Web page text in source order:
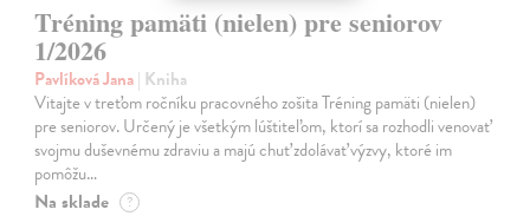
Tréning pamäti (nielen) pre seniorov
1/2026
Pavlíková Jana| Kniha
Vitajte v treťom ročníku pracovného zošita Tréning pamäti (nielen)
pre seniorov. Určený je všetkým lúštiteľom, ktorí sa rozhodli venovať
svojmu duševnému zdraviu a majú chuť zdolávať výzvy, ktoré im
pomôžu…
Na sklade ?